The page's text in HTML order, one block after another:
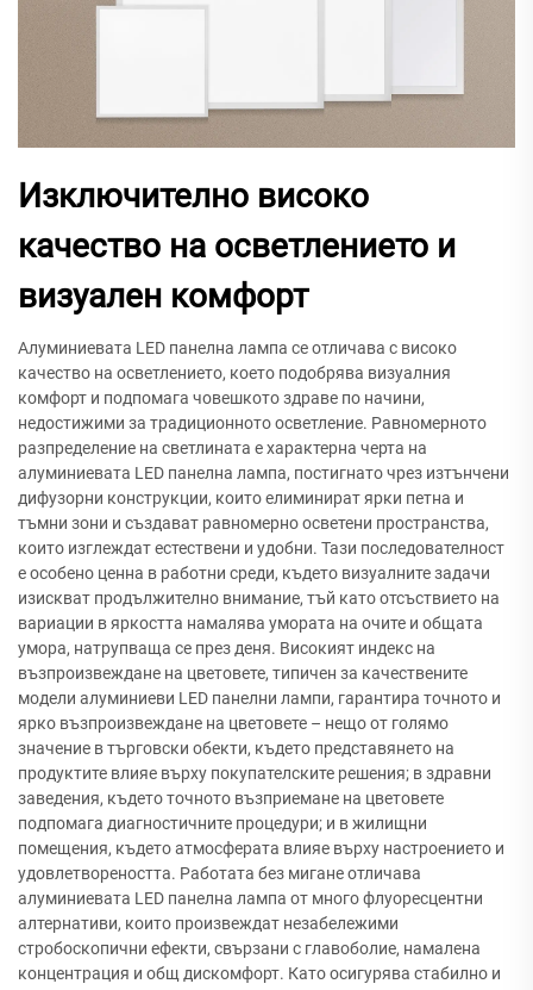
Изключително високо
качество на осветлението и
визуален комфорт
Алуминиевата LED панелна лампа се отличава с високо
качество на осветлението, което подобрява визуалния
комфорт и подпомага човешкото здраве по начини,
недостижими за традиционното осветление. Равномерното
разпределение на светлината е характерна черта на
алуминиевата LED панелна лампа, постигнато чрез изтънчени
дифузорни конструкции, които елиминират ярки петна и
тъмни зони и създават равномерно осветени пространства,
които изглеждат естествени и удобни. Тази последователност
е особено ценна в работни среди, където визуалните задачи
изискват продължително внимание, тъй като отсъствието на
вариации в яркостта намалява умората на очите и общата
умора, натрупваща се през деня. Високият индекс на
възпроизвеждане на цветовете, типичен за качествените
модели алуминиеви LED панелни лампи, гарантира точното и
ярко възпроизвеждане на цветовете – нещо от голямо
значение в търговски обекти, където представянето на
продуктите влияе върху покупателските решения; в здравни
заведения, където точното възприемане на цветовете
подпомага диагностичните процедури; и в жилищни
помещения, където атмосферата влияе върху настроението и
удовлетвореността. Работата без мигане отличава
алуминиевата LED панелна лампа от много флуоресцентни
алтернативи, които произвеждат незабележими
стробоскопични ефекти, свързани с главоболие, намалена
концентрация и общ дискомфорт. Като осигурява стабилно и